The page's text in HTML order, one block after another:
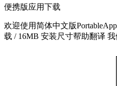
便携版应用下载
欢迎使用简体中文版
载 / 16MB 安装尺寸帮助翻译